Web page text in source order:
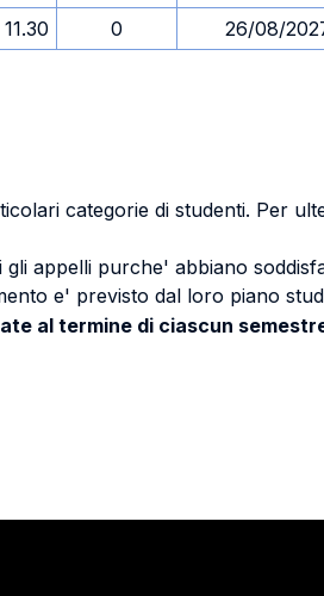
11.30 0 26/08/
categorie di studenti. Per
appelli purche' abbiano
e' previsto dal loro piano
al termine di ciascun